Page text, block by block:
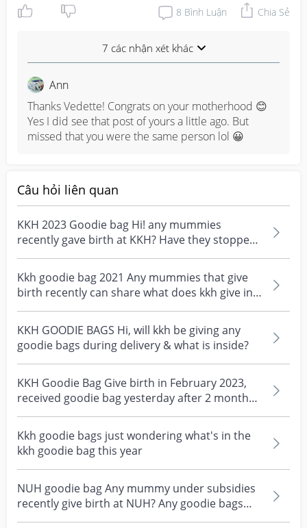
8 Bình Luận Chia Sẻ
7 các nhận xét khác
Ann
Thanks Vedette! Congrats on your motherhood 😊
Yes I did see that post of yours a little ago. But
missed that you were the same person lol 😀
Câu hỏi liên quan
KKH 2023 Goodie bag Hi! any mummies
recently gave birth at KKH? Have they stopped
giving goodie bags...
Kkh goodie bag 2021 Any mummies that give
birth recently can share what does kkh give in
their goodi...
KKH GOODIE BAGS Hi, will kkh be giving any
goodie bags during delivery & what is inside?
KKH Goodie Bag Give birth in February 2023,
received goodie bag yesterday after 2 months.
So bare wi...
Kkh goodie bags just wondering what's in the
kkh goodie bag this year
NUH goodie bag Any mummy under subsidies
recently give birth at NUH? Any goodie bags
given to you &...